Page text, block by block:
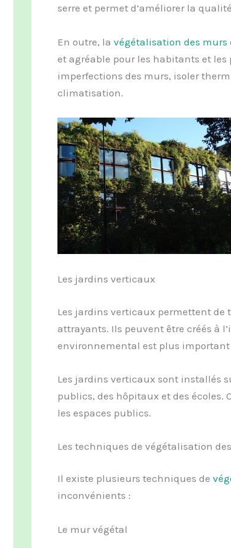
serre et permet d’améliorer la
En outre, la végétalisation des murs
et agréable pour les habitants et
imperfections des murs, isoler
climatisation.
Les jardins verticaux
Les jardins verticaux permettent de
attrayants. Ils peuvent être créés à
environnemental est plus important
Les jardins verticaux sont installés
publics, des hôpitaux et des écoles.
les espaces publics.
Les techniques de végétalisation
Il existe plusieurs techniques de
inconvénients :
Le mur végétal